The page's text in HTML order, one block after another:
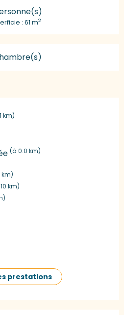
: 61 m2
km)
(à 0.0 km)
km)
km)
prestations